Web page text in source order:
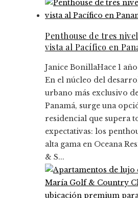
Penthouse de tres
vista al Pacífico en
Janice BonillaHace 1 año
En el núcleo del
urbano más exclusivo
Panamá, surge una
residencial que supera
expectativas: los
alta gama en Oceana
& S...